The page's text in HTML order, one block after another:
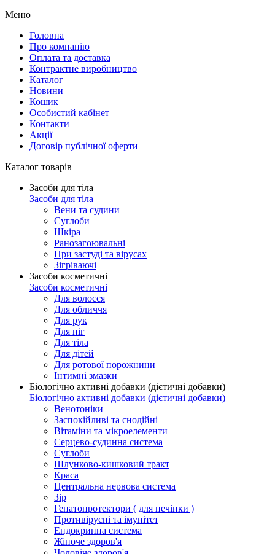
Меню
Головна
Про компанію
Оплата та доставка
Контрактне виробництво
Каталог
Новини
Кошик
Особистий кабінет
Контакти
Акції
Договір публічної оферти
Каталог товарів
Засоби для тіла
Засоби для тіла
Вени та судини
Суглоби
Шкіра
Ранозагоювальні
При застуді та вірусах
Зігріваючі
Засоби косметичні
Засоби косметичні
Для волосся
Для обличчя
Для рук
Для ніг
Для тіла
Для дітей
Для ротової порожнини
Інтимні змазки
Біологічно активні добавки (дієтичні добавки)
Біологічно активні добавки (дієтичні добавки)
Венотоніки
Заспокійливі та снодійні
Вітаміни та мікроелементи
Серцево-судинна система
Суглоби
Шлунково-кишковий тракт
Краса
Центральна нервова система
Зір
Гепатопротектори ( для печінки )
Противірусні та імунітет
Ендокринна система
Жіноче здоров'я